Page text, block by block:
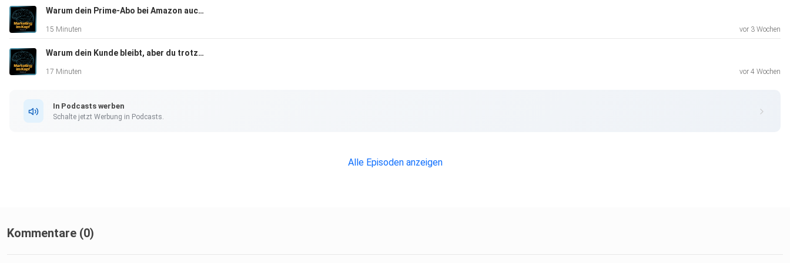
Unternehmen:
Warum dein Prime-Abo bei Amazon auch Music und Video hat - #254
15 Minuten vor 3 Wochen
Warum dein Kunde bleibt, aber du trotzdem Umsatz verlierst - #253
17 Minuten vor 4 Wochen
In Podcasts werben
Schalte jetzt Werbung in Podcasts.
Alle Episoden anzeigen
Kommentare (0)